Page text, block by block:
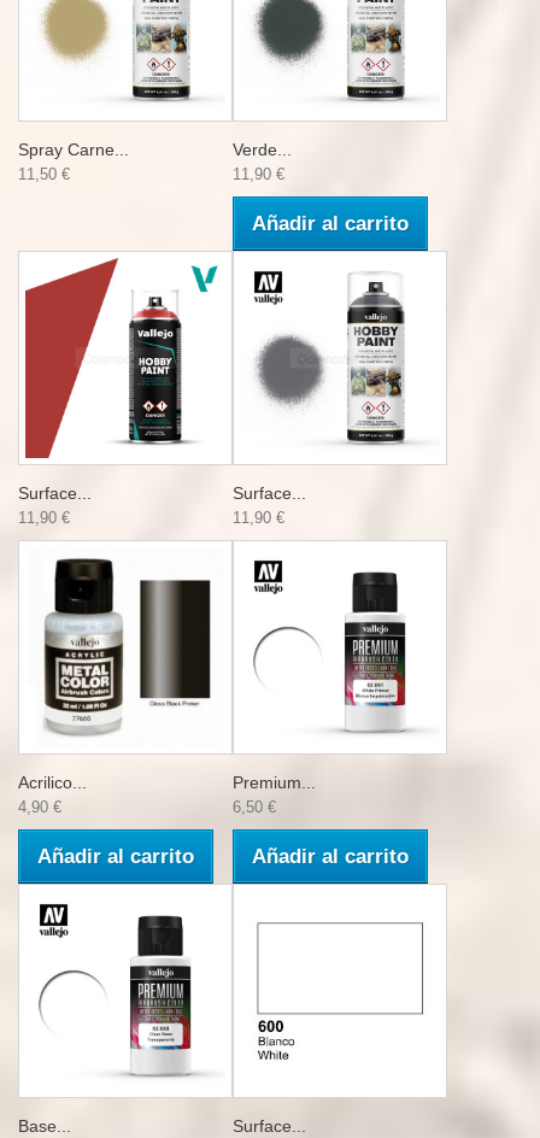
Spray Carne...
11,50 €
Verde...
11,90 €
Añadir al carrito
Surface...
11,90 €
Surface...
11,90 €
Acrilico...
4,90 €
Añadir al carrito
Premium...
6,50 €
Añadir al carrito
Base... Surface...